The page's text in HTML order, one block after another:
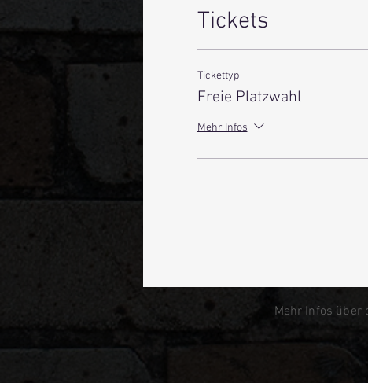
Tickets
Tickettyp
Freie Platzwahl
Mehr Infos
Mehr Infos über